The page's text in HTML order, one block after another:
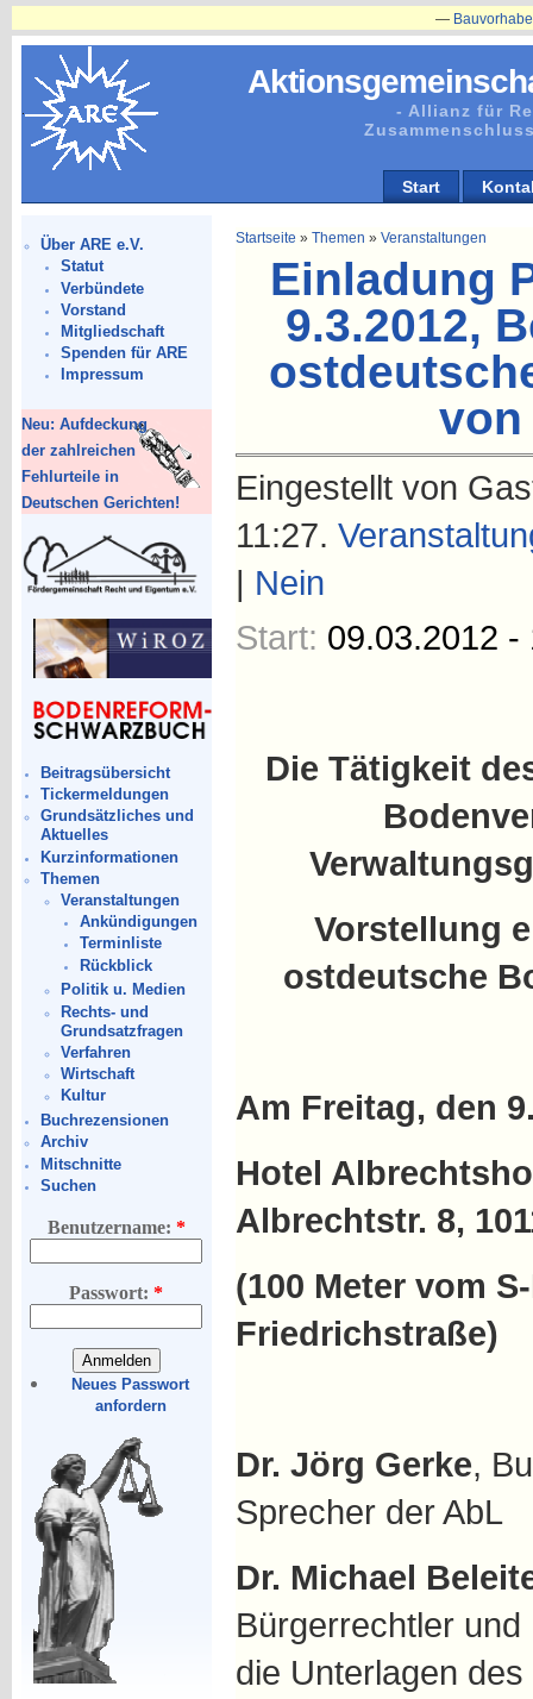
- Allianz für
Start
Über ARE e.V.
Statut
Verbündete
Vorstand
Mitgliedschaft
Spenden für ARE
Impressum
Neu: Aufdeckung
der zahlreichen
Fehlurteile in
Deutschen Gerichten!
Beitragsübersicht
Tickermeldungen
Grundsätzliches und
Aktuelles
Kurzinformationen
Themen
Veranstaltungen
Ankündigungen
Terminliste
Rückblick
Politik u. Medien
Rechts- und
Grundsatzfragen
Verfahren
Wirtschaft
Kultur
Buchrezensionen
Archiv
Mitschnitte
Suchen
Benutzername: *
Passwort:*
Neues Passwort
anfordern
Bauvorhaben in
Startseite » Themen » Veranstaltungen
Einladung
9.3.2012,
von
Eingestellt von
11:27.
| Nein
Start: 09.03.2012 -
Die Tätigkeit
Vorstellung
ostdeutsche
Am Freitag, den
Hotel
Albrechtstr. 8,
(100 Meter vom
Friedrichstraße)
Dr. Jörg Gerke,
Sprecher der AbL
Dr. Michael
Bürgerrechtler
die Unterlagen